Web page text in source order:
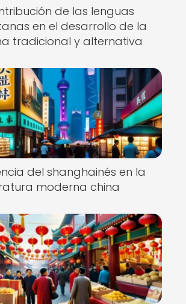
de las lenguas
en el desarrollo de la
tradicional y alternativa
del shanghainés en la
moderna china